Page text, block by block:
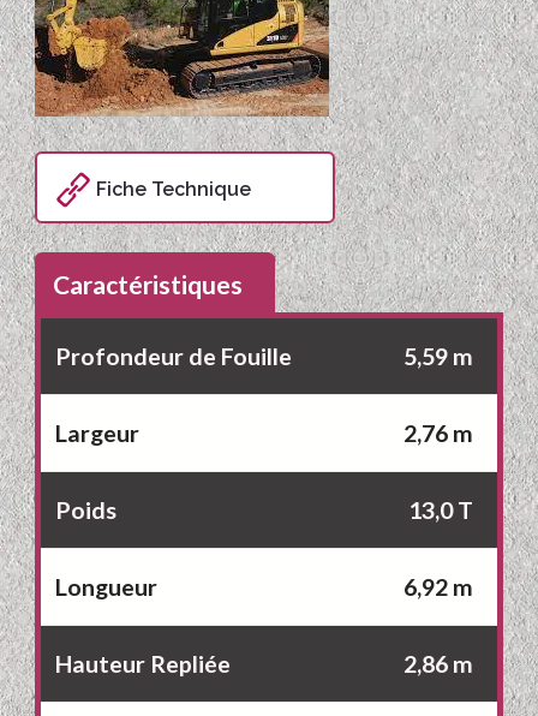
Fiche Technique
Caractéristiques
Profondeur de Fouille 5,59 m
Largeur 2,76 m
Poids 13,0 T
Longueur 6,92 m
Hauteur Repliée 2,86 m